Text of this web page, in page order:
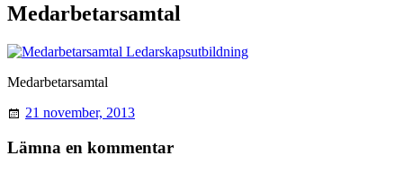
Medarbetarsamtal
Medarbetarsamtal
21 november, 2013
Lämna en kommentar